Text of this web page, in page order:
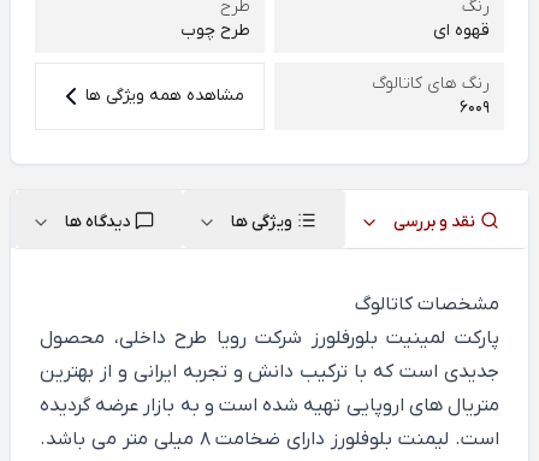
رنگ
قهوه ای
طرح
طرح چوب
رنگ های کاتالوگ
6009
مشاهده همه ویژگی ها
نقد و بررسی ویژگی ها دیدگاه ها
مشخصات کاتالوگ
پارکت لمینیت بلورفلورز شرکت رویا طرح داخلی، محصول
جدیدی است که با ترکیب دانش و تجربه ایرانی و از بهترین
متریال های اروپایی تهیه شده است و به بازار عرضه گردیده
است. لیمنت بلوفلورز دارای ضخامت 8 میلی متر می باشد.